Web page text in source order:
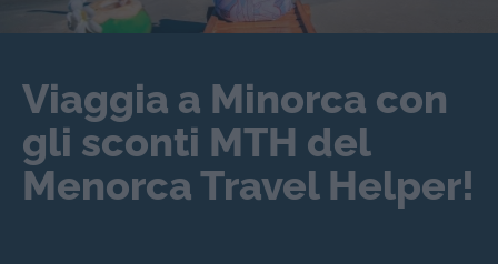
Viaggia a Minorca con
gli sconti MTH del
Menorca Travel Helper!